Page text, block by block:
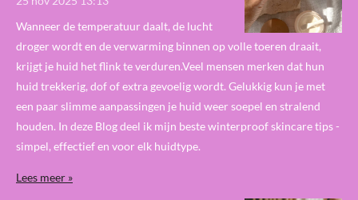
Wanneer de temperatuur daalt, de lucht
droger wordt en de verwarming binnen op volle toeren draait,
krijgt je huid het flink te verduren.Veel mensen merken dat hun
huid trekkerig, dof of extra gevoelig wordt. Gelukkig kun je met
een paar slimme aanpassingen je huid weer soepel en stralend
houden. In deze Blog deel ik mijn beste winterproof skincare tips -
simpel, effectief en voor elk huidtype.
Lees meer »